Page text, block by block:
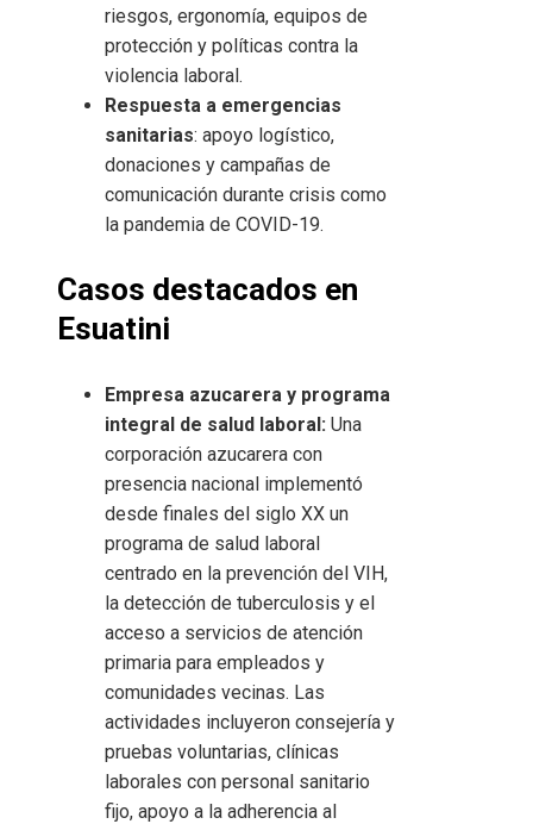
riesgos, ergonomía, equipos de
protección y políticas contra la
violencia laboral.
Respuesta a emergencias
sanitarias: apoyo logístico,
donaciones y campañas de
comunicación durante crisis como
la pandemia de COVID-19.
Casos destacados en
Esuatini
Empresa azucarera y programa
integral de salud laboral: Una
corporación azucarera con
presencia nacional implementó
desde finales del siglo XX un
programa de salud laboral
centrado en la prevención del VIH,
la detección de tuberculosis y el
acceso a servicios de atención
primaria para empleados y
comunidades vecinas. Las
actividades incluyeron consejería y
pruebas voluntarias, clínicas
laborales con personal sanitario
fijo, apoyo a la adherencia al